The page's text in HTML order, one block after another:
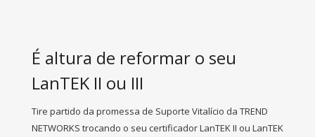
É altura de reformar o seu
LanTEK II ou III
Tire partido da promessa de Suporte Vitalício da TREND
NETWORKS trocando o seu certificador LanTEK II ou LanTEK